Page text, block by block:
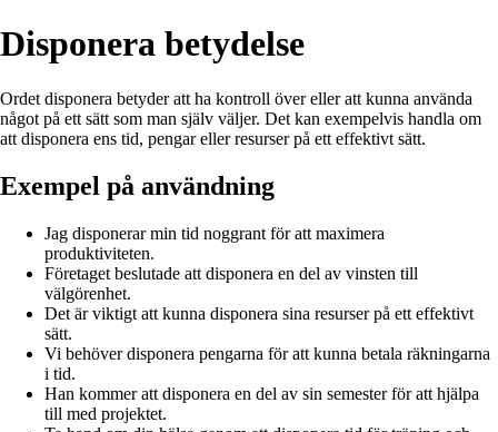
Disponera betydelse
Ordet disponera betyder att ha kontroll över eller att kunna använda
något på ett sätt som man själv väljer. Det kan exempelvis handla om
att disponera ens tid, pengar eller resurser på ett effektivt sätt.
Exempel på användning
Jag disponerar min tid noggrant för att maximera
produktiviteten.
Företaget beslutade att disponera en del av vinsten till
välgörenhet.
Det är viktigt att kunna disponera sina resurser på ett effektivt
sätt.
Vi behöver disponera pengarna för att kunna betala räkningarna
i tid.
Han kommer att disponera en del av sin semester för att hjälpa
till med projektet.